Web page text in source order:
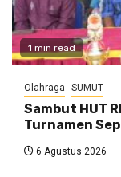
1 min read
Olahraga SUMUT
Sambut HUT
Turnamen
6 Agustus 2026